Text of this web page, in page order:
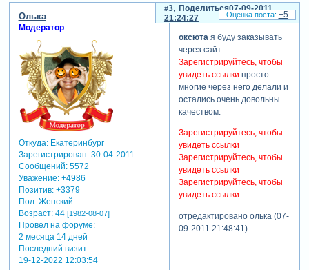
09-2011 20:18:46)
Поделиться
3
07-09-2011
21:24:27
Олька
Модератор
Откуда:Екатеринбург
Зарегистрирован: 30-04-2011
Сообщений:5572
Уважение: +4986
Позитив: +3379
Пол:Женский
Возраст:44 [1982-08-07]
Провел на форуме:
2 месяца 14 дней
Последний визит:
19-12-2022 12:03:54
оксютая буду заказывать
через сайт
Зарегистрируйтесь, чтобы
увидеть ссылки просто
многие через него делали и
остались очень довольны
качеством.
Зарегистрируйтесь, чтобы
увидеть ссылки
Зарегистрируйтесь, чтобы
увидеть ссылки
Зарегистрируйтесь, чтобы
увидеть ссылки
отредактировано олька (07-
09-2011 21:48:41)
+5